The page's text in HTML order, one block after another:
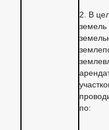
2. В
земель
по: